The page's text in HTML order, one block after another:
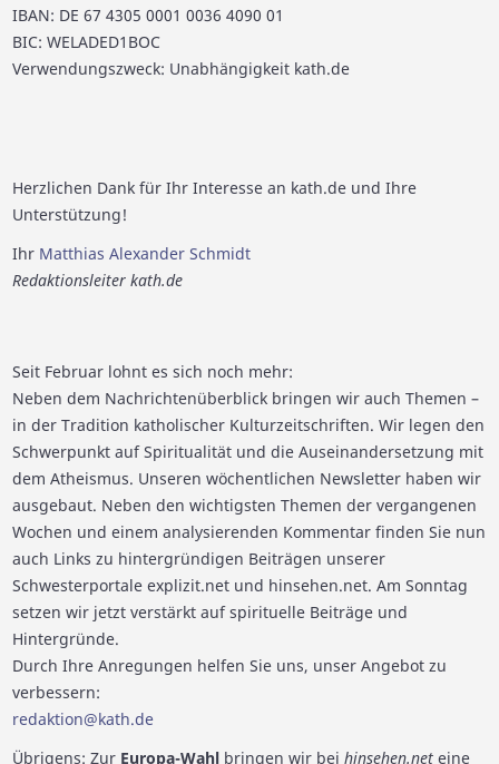
IBAN: DE 67 4305 0001 0036 4090 01
BIC: WELADED1BOC
Verwendungszweck: Unabhängigkeit kath.de
Herzlichen Dank für Ihr Interesse an kath.de und Ihre
Unterstützung!
Ihr Matthias Alexander Schmidt
Redaktionsleiter kath.de
Seit Februar lohnt es sich noch mehr:
Neben dem Nachrichtenüberblick bringen wir auch Themen –
in der Tradition katholischer Kulturzeitschriften. Wir legen den
Schwerpunkt auf Spiritualität und die Auseinandersetzung mit
dem Atheismus. Unseren wöchentlichen Newsletter haben wir
ausgebaut. Neben den wichtigsten Themen der vergangenen
Wochen und einem analysierenden Kommentar finden Sie nun
auch Links zu hintergründigen Beiträgen unserer
Schwesterportale explizit.net und hinsehen.net. Am Sonntag
setzen wir jetzt verstärkt auf spirituelle Beiträge und
Hintergründe.
Durch Ihre Anregungen helfen Sie uns, unser Angebot zu
verbessern:
redaktion@kath.de
Übrigens: Zur Europa-Wahlbringen wir bei hinsehen.neteine